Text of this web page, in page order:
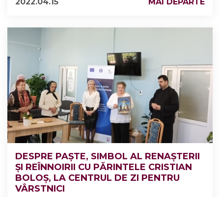
2022.04.15
MAI DEPARTE
DESPRE PAȘTE, SIMBOL AL RENAȘTERII
ȘI REÎNNOIRII CU PĂRINTELE CRISTIAN
BOLOȘ, LA CENTRUL DE ZI PENTRU
VÂRSTNICI